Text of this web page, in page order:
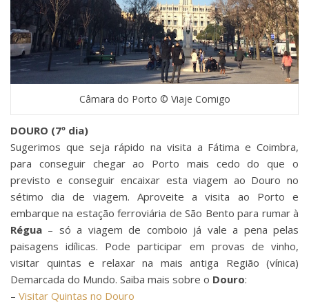
Câmara do Porto © Viaje Comigo
DOURO (7º dia)
Sugerimos que seja rápido na visita a Fátima e Coimbra,
para conseguir chegar ao Porto mais cedo do que o
previsto e conseguir encaixar esta viagem ao Douro no
sétimo dia de viagem. Aproveite a visita ao Porto e
embarque na estação ferroviária de São Bento para rumar à
Régua – só a viagem de comboio já vale a pena pelas
paisagens idílicas. Pode participar em provas de vinho,
visitar quintas e relaxar na mais antiga Região (vínica)
Demarcada do Mundo. Saiba mais sobre o Douro:
– Visitar Quintas no Douro